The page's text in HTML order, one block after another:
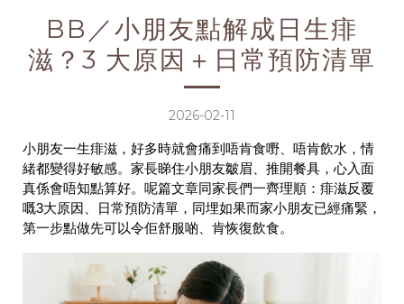
BB／小朋友點解成日生痱
滋？3 大原因＋日常預防清單
2026-02-11
小朋友一生痱滋，好多時就會痛到唔肯食嘢、唔肯飲水，情
緒都變得好敏感。家長睇住小朋友皺眉、推開餐具，心入面
真係會唔知點算好。呢篇文章同家長們一齊理順：痱滋反覆
嘅3大原因、日常預防清單，同埋如果而家小朋友已經痛緊，
第一步點做先可以令佢舒服啲、肯恢復飲食。